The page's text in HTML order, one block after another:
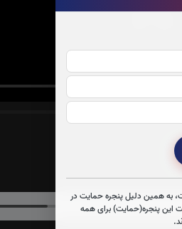
به همین دلیل پنجره حمایت در
این پنجره(حمایت) برای همه